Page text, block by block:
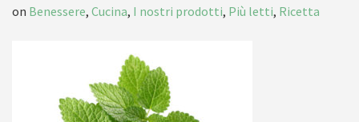
on Benessere, Cucina, I nostri prodotti, Più letti, Ricetta